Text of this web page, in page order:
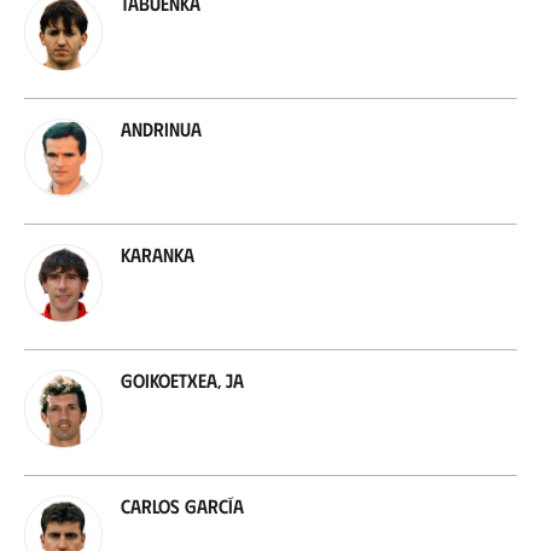
Andrinua
Karanka
Goikoetxea, JA
Carlos García